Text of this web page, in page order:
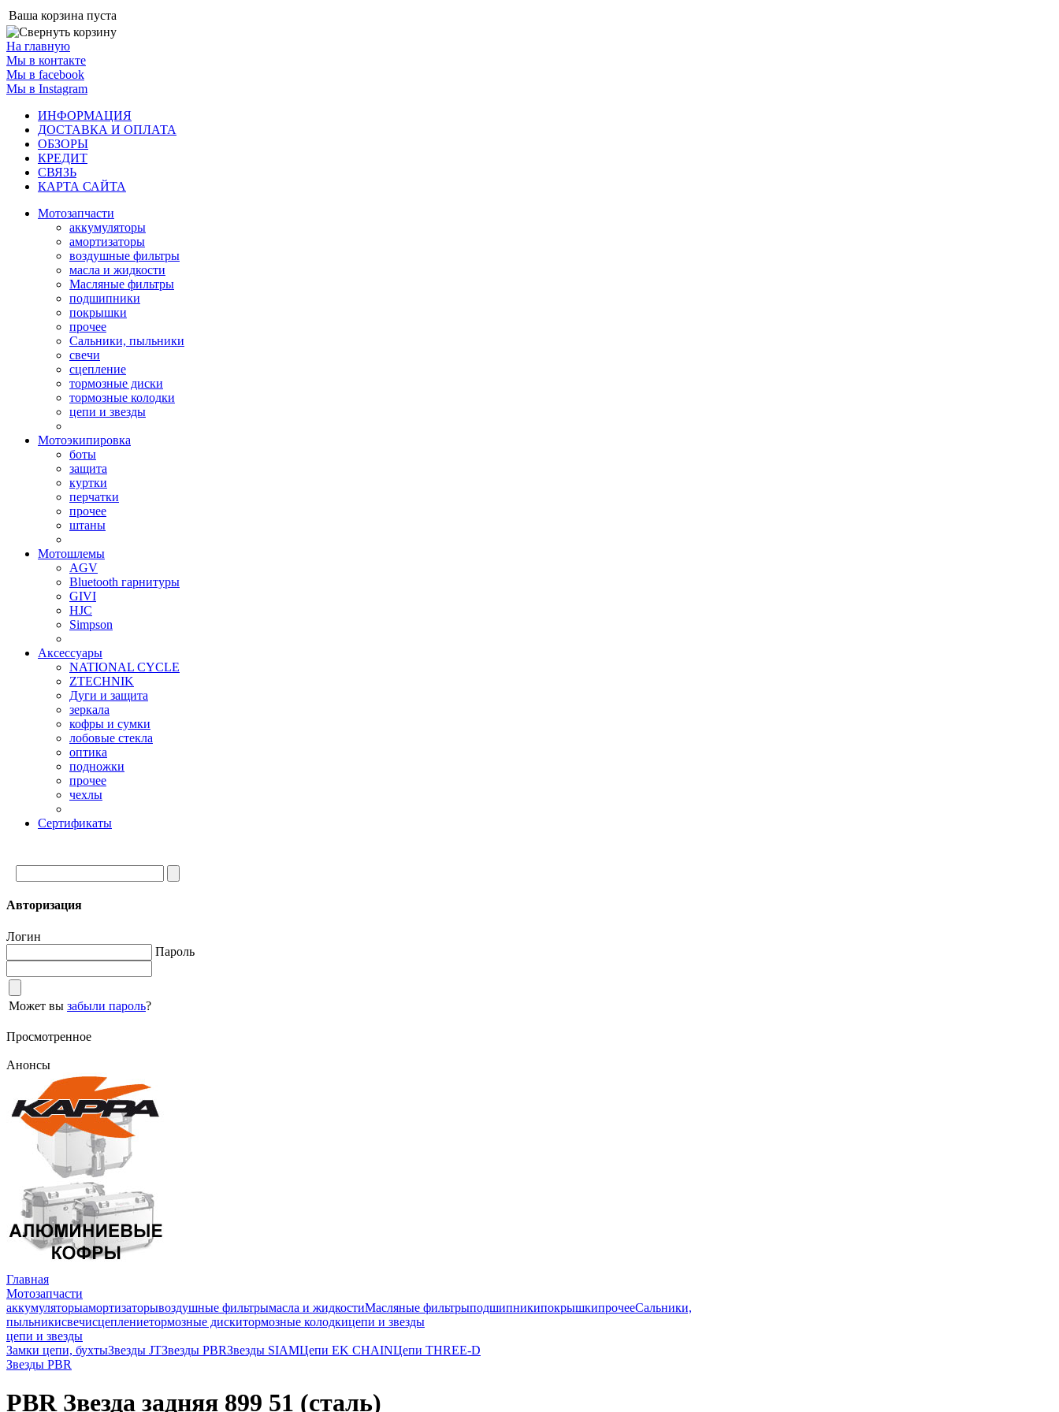
Ваша корзина пуста
На главную
Мы в контакте
Мы в facebook
Мы в Instagram
ИНФОРМАЦИЯ
ДОСТАВКА И ОПЛАТА
ОБЗОРЫ
КРЕДИТ
СВЯЗЬ
КАРТА САЙТА
Мотозапчасти
аккумуляторы
амортизаторы
воздушные фильтры
масла и жидкости
Масляные фильтры
подшипники
покрышки
прочее
Сальники, пыльники
свечи
сцепление
тормозные диски
тормозные колодки
цепи и звезды
Мотоэкипировка
боты
защита
куртки
перчатки
прочее
штаны
Мотошлемы
AGV
Bluetooth гарнитуры
GIVI
HJC
Simpson
Аксессуары
NATIONAL CYCLE
ZTECHNIK
Дуги и защита
зеркала
кофры и сумки
лобовые стекла
оптика
подножки
прочее
чехлы
Сертификаты
Авторизация
Логин
Пароль
Может вы забыли пароль?
Просмотренное
Анонсы
Главная
Мотозапчасти
аккумуляторыамортизаторывоздушные фильтрымасла и жидкостиМасляные фильтрыподшипникипокрышкипрочееСальники,
пыльникисвечисцеплениетормозные дискитормозные колодкицепи и звезды
цепи и звезды
Замки цепи, бухтыЗвезды JTЗвезды PBRЗвезды SIAMЦепи EK CHAINЦепи THREE-D
Звезды PBR
PBR Звезда задняя 899 51 (сталь)